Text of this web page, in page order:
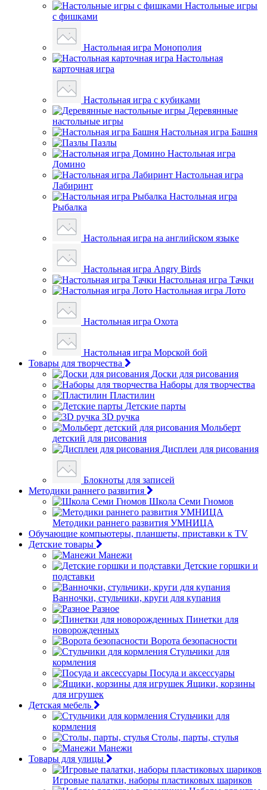
Настольные игры
с фишками
Настольная игра Монополия
Настольная
карточная игра
Настольная игра с кубиками
Деревянные
настольные игры
Настольная игра Башня
Пазлы
Настольная игра
Домино
Настольная игра
Лабиринт
Настольная игра
Рыбалка
Настольная игра на английском языке
Настольная игра Angry Birds
Настольная игра Тачки
Настольная игра Лото
Настольная игра Охота
Настольная игра Морской бой
Товары для творчества
Доски для рисования
Наборы для творчества
Пластилин
Детские парты
3D ручка
Мольберт
детский для рисования
Дисплеи для рисования
Блокноты для записей
Методики раннего развития
Школа Семи Гномов
Методики раннего развития УМНИЦА
Обучающие компьютеры, планшеты, приставки к TV
Детские товары
Манежи
Детские горшки и
подставки
Ванночки, стульчики, круги для купания
Разное
Пинетки для
новорожденных
Ворота безопасности
Стульчики для
кормления
Посуда и аксессуары
Ящики, корзины
для игрушек
Детская мебель
Стульчики для
кормления
Столы, парты, стулья
Манежи
Товары для улицы
Игровые палатки, наборы пластиковых шариков